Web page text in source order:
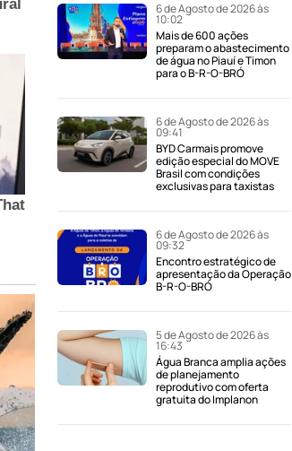
6 de Agosto de 2026 às
10:02
Mais de 600 ações
preparam o abastecimento
de água no Piauí e Timon
para o B-R-O-BRÓ
6 de Agosto de 2026 às
09:41
BYD Carmais promove
edição especial do MOVE
Brasil com condições
exclusivas para taxistas
6 de Agosto de 2026 às
09:32
Encontro estratégico de
apresentação da Operação
B-R-O-BRÓ
5 de Agosto de 2026 às
16:43
Água Branca amplia ações
de planejamento
reprodutivo com oferta
gratuita do Implanon